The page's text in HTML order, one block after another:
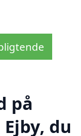
på
du